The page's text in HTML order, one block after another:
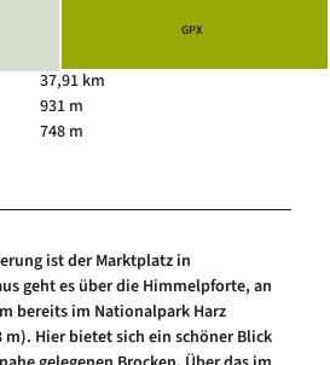
GPX
37,91 km
931 m
748 m
ist der Marktplatz in
geht es über die Himmelpforte, an
bereits im Nationalpark Harz
m). Hier bietet sich ein schöner Blick